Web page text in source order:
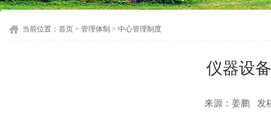
当前位置： 首页 > 管理体制 > 中心管理制度
仪器设
来源：姜鹏 发